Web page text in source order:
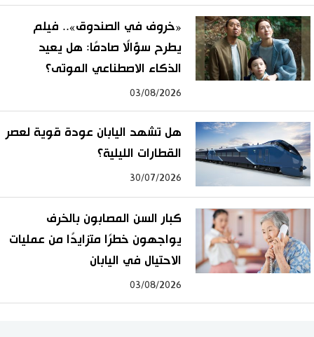
«خروف في الصندوق».. فيلم
يطرح سؤالًا صادمًا: هل يعيد
الذكاء الاصطناعي الموتى؟
03/08/2026
هل تشهد اليابان عودة قوية لعصر
القطارات الليلية؟
30/07/2026
كبار السن المصابون بالخرف
يواجهون خطرًا متزايدًا من عمليات
الاحتيال في اليابان
03/08/2026